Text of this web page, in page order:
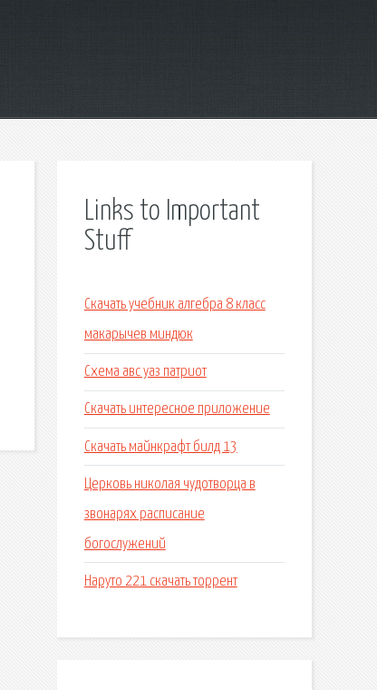
Links to Important
Stuff
Скачать учебник алгебра 8 класс
макарычев миндюк
Схема авс уаз патриот
Скачать интересное приложение
Скачать майнкрафт билд 13
Церковь николая чудотворца в
звонарях расписание
богослужений
Наруто 221 скачать торрент